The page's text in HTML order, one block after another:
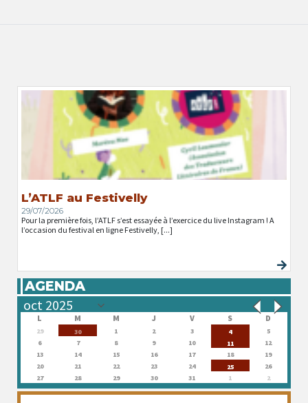
L’ATLF au Festivelly
29/07/2026
Pour la première fois, l’ATLF s’est essayée à l’exercice du live Instagram ! A
l’occasion du festival en ligne Festivelly, [...]
AGENDA
L M M J V S D
29 30 1 2 3 4
5
6
7 8 9 10 11
12
13
14 15 16 17 18
19
20
21 22 23 24 25
26
27
28 29 30 31 1 2